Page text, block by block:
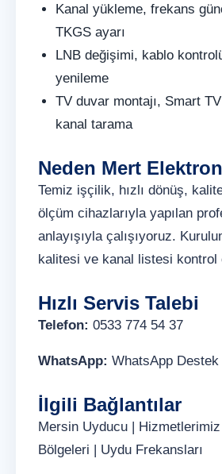
Kanal yükleme, frekans
TKGS ayarı
LNB değişimi, kablo
yenileme
TV duvar montajı, Smart
kanal tarama
Neden Mert
Temiz işçilik, hızlı dönüş,
ölçüm cihazlarıyla yapılan
anlayışıyla çalışıyoruz.
kalitesi ve kanal listesi kontrol
Hızlı Servis Talebi
Telefon: 0533 774 54 37
WhatsApp: WhatsApp Destek
İlgili Bağlantılar
Mersin Uyducu | Hizmetlerimiz
Bölgeleri | Uydu Frekansları